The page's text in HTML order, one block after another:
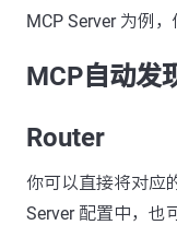
MCP Server 为例
MCP自动发
Router
你可以直接将对应
Server 配置中，也